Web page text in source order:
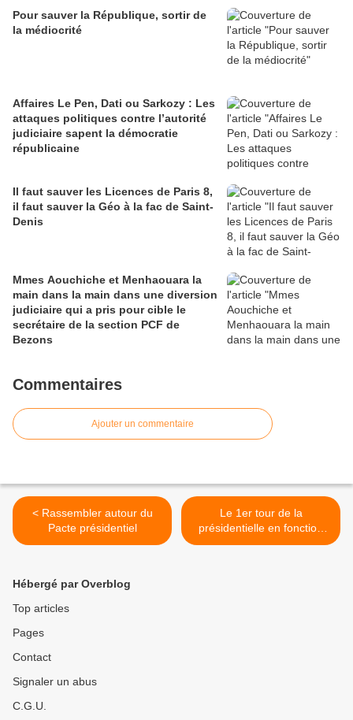
Pour sauver la République, sortir de
la médiocrité
Affaires Le Pen, Dati ou Sarkozy : Les
attaques politiques contre l’autorité
judiciaire sapent la démocratie
républicaine
Il faut sauver les Licences de Paris 8,
il faut sauver la Géo à la fac de Saint-
Denis
Mmes Aouchiche et Menhaouara la
main dans la main dans une diversion
judiciaire qui a pris pour cible le
secrétaire de la section PCF de
Bezons
Commentaires
Ajouter un commentaire
< Rassembler autour du
Pacte présidentiel
Le 1er tour de la
présidentielle en fonction
des circonscriptions
Hébergé par Overblog
Top articles
Pages
Contact
Signaler un abus
C.G.U.